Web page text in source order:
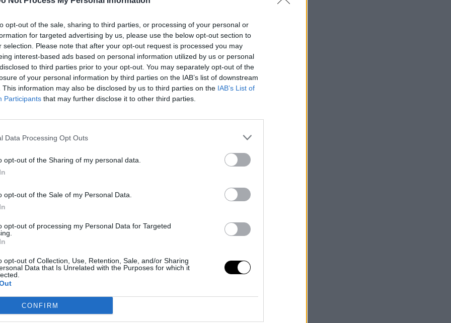
opt-out of the sale, sharing to third parties, or processing of your personal or
for targeted advertising by us, please use the below opt-out section to
selection. Please note that after your opt-out request is processed you may
interest-based ads based on personal information utilized by us or personal
to third parties prior to your opt-out. You may separately opt-out of the
of your personal information by third parties on the IAB’s list of downstream
This information may also be disclosed by us to third parties on the IAB’s List of
Participants that may further disclose it to other third parties.
Data Processing Opt Outs
opt-out of the Sharing of my personal data.
opt-out of the Sale of my Personal Data.
opt-out of processing my Personal Data for Targeted
opt-out of Collection, Use, Retention, Sale, and/or Sharing
Data that Is Unrelated with the Purposes for which it
CONFIRM
LIVING
Η κλασική συνταγή για τον απόλυτο
σπιτικό χαλβά με τη μέθοδο 1-2-3-4
TASTE ⸻23 AUG 2025
3
με ταχίνι με 3 μόνο υλικά